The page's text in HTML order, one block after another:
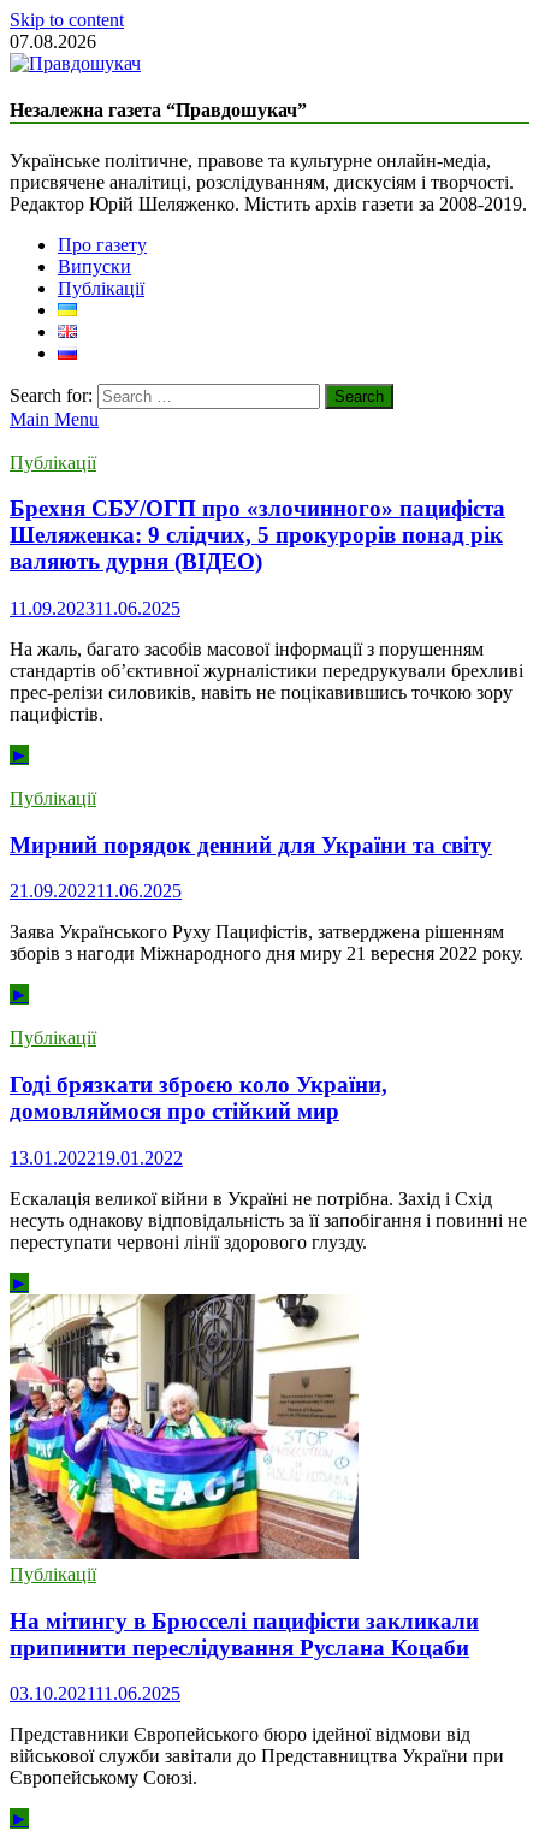
Skip to content
07.08.2026
The Truth Seeker
Liberal Newspaper
Незалежна газета “Правдошукач”
Українське політичне, правове та культурне онлайн-медіа,
присвячене аналітиці, розслідуванням, дискусіям і творчості.
Редактор Юрій Шеляженко. Містить архів газети за 2008-2019.
Про газету
Випуски
Публікації
Search for:
Main Menu
Публікації
Брехня СБУ/ОГП про «злочинного» пацифіста
Шеляженка: 9 слідчих, 5 прокурорів понад рік
валяють дурня (ВІДЕО)
11.09.202311.06.2025
На жаль, багато засобів масової інформації з порушенням
стандартів об’єктивної журналістики передрукували брехливі
прес-релізи силовиків, навіть не поцікавившись точкою зору
пацифістів.
►
Публікації
Мирний порядок денний для України та світу
21.09.202211.06.2025
Заява Українського Руху Пацифістів, затверджена рішенням
зборів з нагоди Міжнародного дня миру 21 вересня 2022 року.
►
Публікації
Годі брязкати зброєю коло України,
домовляймося про стійкий мир
13.01.202219.01.2022
Ескалація великої війни в Україні не потрібна. Захід і Схід
несуть однакову відповідальність за її запобігання і повинні не
переступати червоні лінії здорового глузду.
►
Публікації
На мітингу в Брюсселі пацифісти закликали
припинити переслідування Руслана Коцаби
03.10.202111.06.2025
Представники Європейського бюро ідейної відмови від
військової служби завітали до Представництва України при
Європейському Союзі.
►